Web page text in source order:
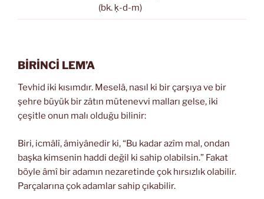
(bk. ḳ-d-m)
BİRİNCİ LEM’A
Tevhid iki kısımdır. Meselâ, nasıl ki bir çarşıya ve bir
şehre büyük bir zâtın mütenevvi malları gelse, iki
çeşitle onun malı olduğu bilinir:
Biri, icmâlî, âmiyânedir ki, “Bu kadar azîm mal, ondan
başka kimsenin haddi değil ki sahip olabilsin.” Fakat
böyle âmî bir adamın nezaretinde çok hırsızlık olabilir.
Parçalarına çok adamlar sahip çıkabilir.